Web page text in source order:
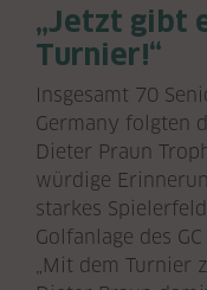
„Jetzt gibt
Turnier!“
Insgesamt 70
Germany folgten
Dieter Praun
würdige
starkes
Golfanlage des
„Mit dem Turnier